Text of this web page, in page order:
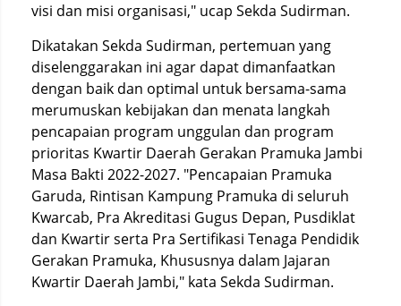
visi dan misi organisasi," ucap Sekda Sudirman.
Dikatakan Sekda Sudirman, pertemuan yang
diselenggarakan ini agar dapat dimanfaatkan
dengan baik dan optimal untuk bersama-sama
merumuskan kebijakan dan menata langkah
pencapaian program unggulan dan program
prioritas Kwartir Daerah Gerakan Pramuka Jambi
Masa Bakti 2022-2027. "Pencapaian Pramuka
Garuda, Rintisan Kampung Pramuka di seluruh
Kwarcab, Pra Akreditasi Gugus Depan, Pusdiklat
dan Kwartir serta Pra Sertifikasi Tenaga Pendidik
Gerakan Pramuka, Khususnya dalam Jajaran
Kwartir Daerah Jambi," kata Sekda Sudirman.